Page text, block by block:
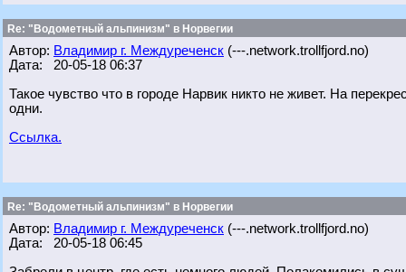
Re: "Водометный альпинизм" в Норвегии
Автор: Владимир г. Междуреченск (---.network.trollfjord.no)
Дата: 20-05-18 06:37
Такое чувство что в городе Нарвик никто не живет. На
одни.
Ссылка.
Re: "Водометный альпинизм" в Норвегии
Автор: Владимир г. Междуреченск (---.network.trollfjord.no)
Дата: 20-05-18 06:45